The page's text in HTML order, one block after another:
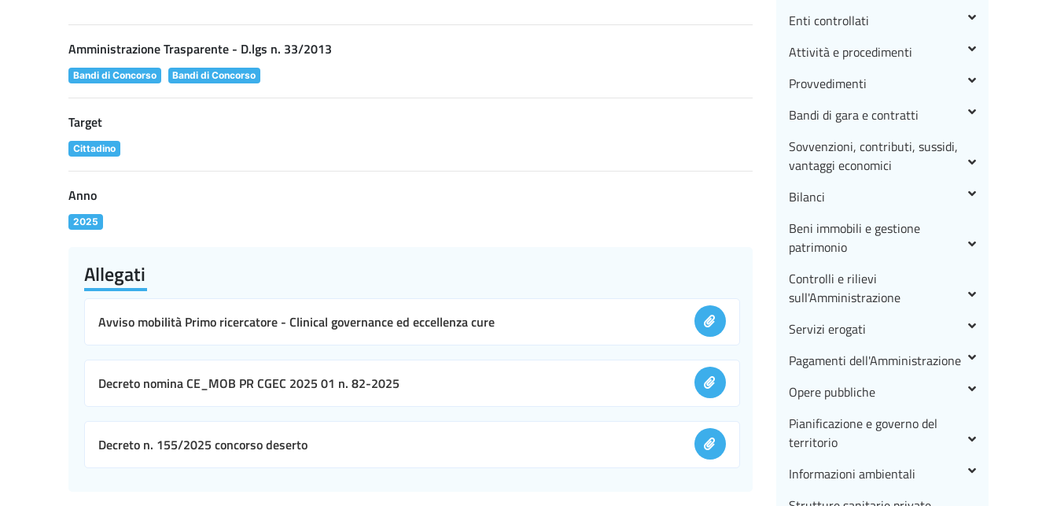
Amministrazione Trasparente - D.lgs n. 33/2013
Bandi di Concorso Bandi di Concorso
Target
Cittadino
Anno
2025
Allegati
Avviso mobilità Primo ricercatore - Clinical governance ed eccellenza cure
Decreto nomina CE_MOB PR CGEC 2025 01 n. 82-2025
Decreto n. 155/2025 concorso deserto
Enti controllati
Attività e procedimenti
Provvedimenti
Bandi di gara e contratti
Sovvenzioni, contributi, sussidi,
vantaggi economici
Bilanci
Beni immobili e gestione
patrimonio
Controlli e rilievi
sull'Amministrazione
Servizi erogati
Pagamenti dell'Amministrazione
Opere pubbliche
Pianificazione e governo del
territorio
Informazioni ambientali